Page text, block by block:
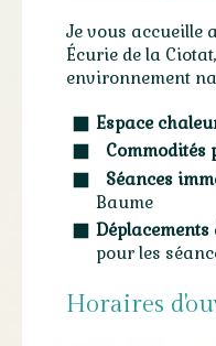
Je vous accueille
Écurie de la
environnement
Espace
Commodités
Séances
Baume
pour les
Horaires